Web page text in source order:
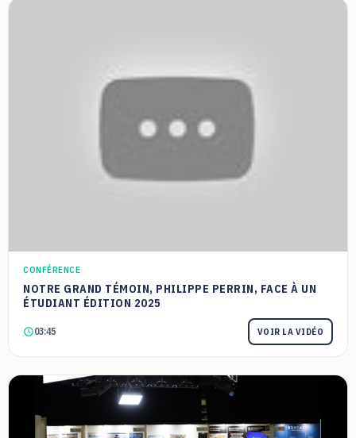
CONFÉRENCE
NOTRE GRAND TÉMOIN, PHILIPPE PERRIN, FACE À UN
ÉTUDIANT ÉDITION 2025
03:45 VOIR LA VIDÉO